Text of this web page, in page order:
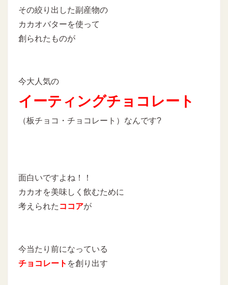
その絞り出した副産物の
カカオバターを使って
創られたものが
今大人気の
イーティングチョコレート
（板チョコ・チョコレート）なんです?
面白いですよね！！
カカオを美味しく飲むために
考えられた ココアが
今当たり前になっている
チョコレート を創り出す